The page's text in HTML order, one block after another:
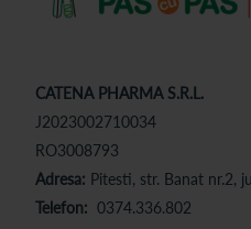
CATENA PHARMA S.R.L.
J2023002710034
RO3008793
Adresa: Pitesti, str. Banat nr.2,
Telefon: 0374.336.802